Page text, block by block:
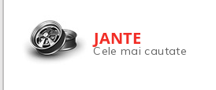
JANTE
Cele mai cautate